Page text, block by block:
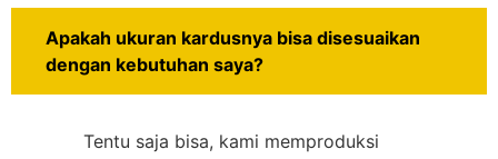
Apakah ukuran kardusnya bisa disesuaikan
dengan kebutuhan saya?
Tentu saja bisa, kami memproduksi